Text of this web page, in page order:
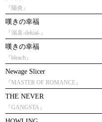
『陽炎』
嘆きの幸福
『溺哀-dekiai-』
嘆きの幸福
『bleach』
Newage Slicer
『MASTER OF ROMANCE』
THE NEVER
『GANGSTA』